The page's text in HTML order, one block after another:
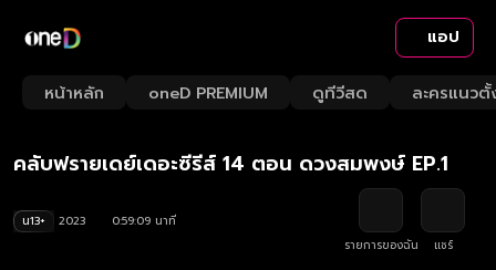
แอป
หน้าหลัก oneD PREMIUM ดูทีวีสด ละครแนวตั้
Loaded:
1.18%
Rate
คลับฟรายเดย์เดอะซีรีส์ 14 ตอน ดวงสมพงษ์ EP.1
น13+ 2023
0:59:09 นาที
รายการของฉัน
แชร์